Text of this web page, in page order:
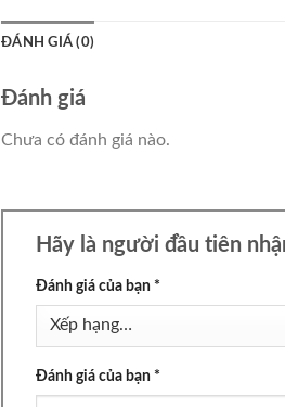
ĐÁNH GIÁ (0)
Đánh giá
Chưa có đánh giá nào.
Hãy là người đầu tiên
Đánh giá của bạn *
Đánh giá của bạn *